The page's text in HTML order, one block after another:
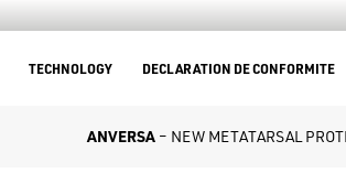
TECHNOLOGY DECLARATION DE CONFORMITE
ANVERSA – NEW METATARSAL